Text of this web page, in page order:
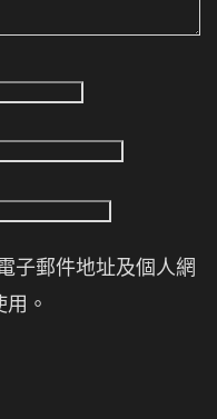
子郵件地址及個人網
。